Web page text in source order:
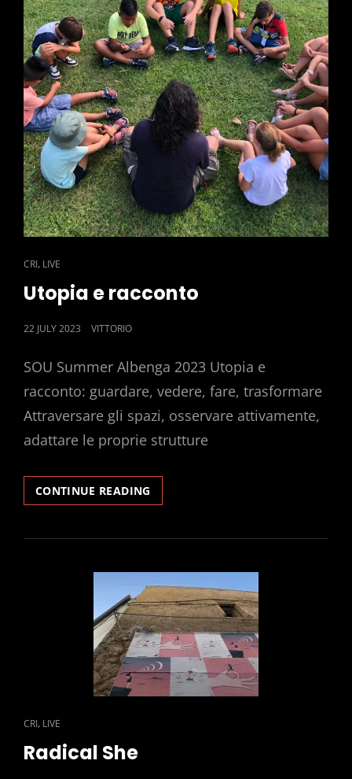
CAT
LINKS
CRI, LIVE
Utopia e racconto
POSTED
22 JULY 2023 VITTORIO
SOU Summer Albenga 2023 Utopia e
racconto: guardare, vedere, fare, trasformare
Attraversare gli spazi, osservare attivamente,
adattare le proprie strutture
CONTINUE READING
E
CAT
LINKS
CRI, LIVE
Radical She